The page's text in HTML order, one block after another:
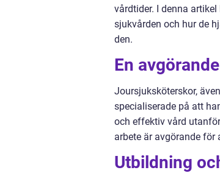
vårdtider. I denna
sjukvården och hur de
den.
En
Joursjuksköterskor,
specialiserade på att
och effektiv vård
arbete är avgörande
Utbildning